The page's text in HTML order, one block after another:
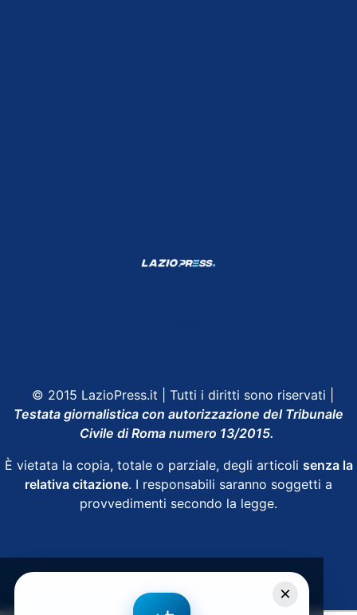
© 2015 LazioPress.it | Tutti i diritti sono riservati |
Testata giornalistica con autorizzazione del Tribunale
Civile di Roma numero 13/2015.
È vietata la copia, totale o parziale, degli articoli senza la
relativa citazione. I responsabili saranno soggetti a
provvedimenti secondo la legge.
×